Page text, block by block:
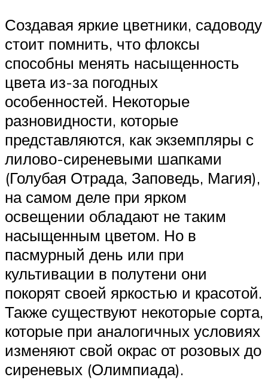
Создавая яркие цветники, садоводу
стоит помнить, что флоксы
способны менять насыщенность
цвета из-за погодных
особенностей. Некоторые
разновидности, которые
представляются, как экземпляры с
лилово-сиреневыми шапками
(Голубая Отрада, Заповедь, Магия),
на самом деле при ярком
освещении обладают не таким
насыщенным цветом. Но в
пасмурный день или при
культивации в полутени они
покорят своей яркостью и красотой.
Также существуют некоторые сорта,
которые при аналогичных условиях
изменяют свой окрас от розовых до
сиреневых (Олимпиада).